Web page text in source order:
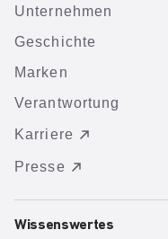
Unternehmen
Geschichte
Marken
Verantwortung
Karriere
Presse
Wissenswertes